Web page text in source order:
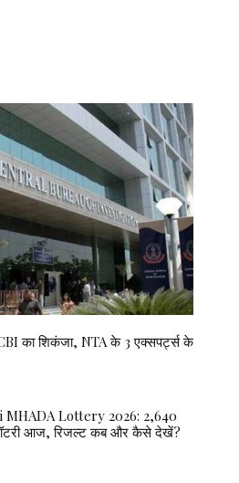
का शिकंजा, NTA के 3 एक्सपर्ट्स के
MHADA Lottery 2026: 2,640
आज, रिजल्ट कब और कैसे देखें?